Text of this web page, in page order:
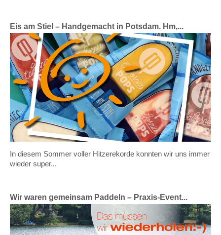
Eis am Stiel – Handgemacht in Potsdam. Hm,...
In diesem Sommer voller Hitzerekorde konnten wir uns immer
wieder super...
Wir waren gemeinsam Paddeln – Praxis-Event...